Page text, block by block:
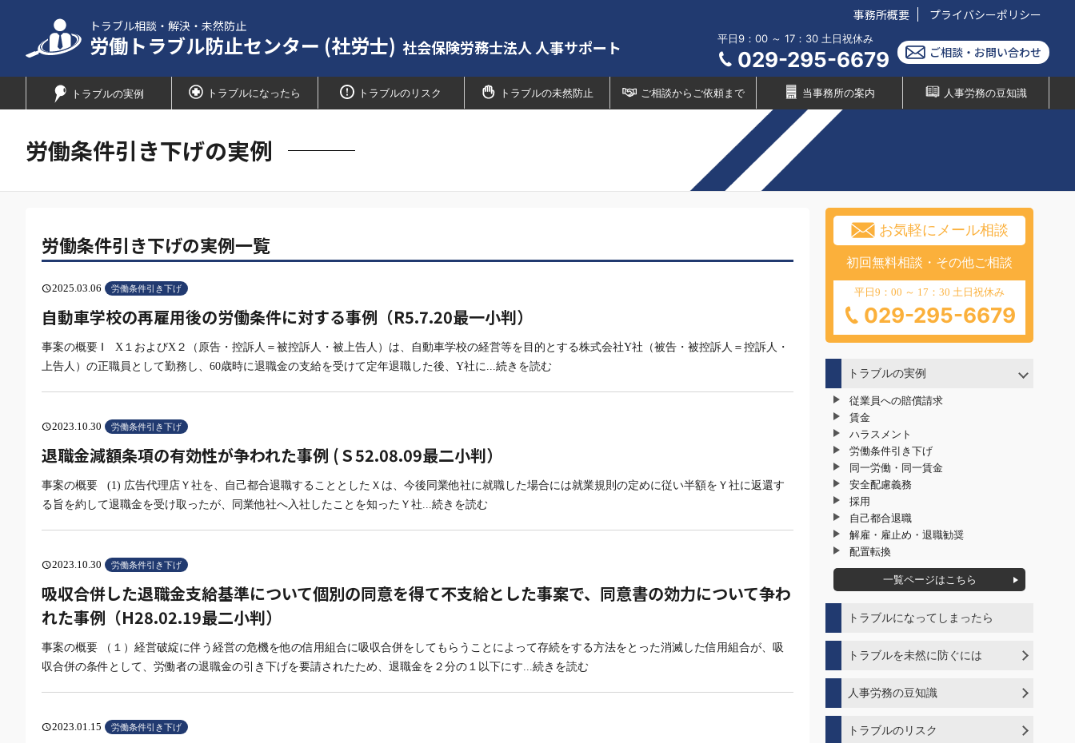
トラブル相談・解決・未然防止
労働トラブル防止センター (社労士) 社会保険労務士法人 人事サポート
事務所概要 プライバシーポリシー
平日9：00 ～ 17：30 土日祝休み
029-295-6679 ご相談・お問い合わせ
トラブルの実例 トラブルになったら トラブルのリスク トラブルの未然防止 ご相談からご依頼まで 当事務所の案内 人事労務の豆知識
労働条件引き下げの実例
お気軽にメール相談
初回無料相談・その他ご相談
平日9：00 ～ 17：30 土日祝休み
029-295-6679
トラブルの実例
従業員への賠償請求
賃金
ハラスメント
労働条件引き下げ
同一労働・同一賃金
安全配慮義務
採用
自己都合退職
解雇・雇止め・退職勧奨
配置転換
一覧ページはこちら
トラブルになってしまったら
トラブルを未然に防ぐには
自己都合退職でトラブルを起こさないポ
メンタルヘルス不調者を出さない、悪化
人事労務の豆知識
ワークアウトとは
トラブルのリスク
労働条件引き下げの実例一覧
schedule2025.03.06 労働条件引き下げ
自動車学校の再雇用後の労働条件に対する事例（R5.7.20最一小判）
事案の概要 Ⅰ X１およびX２（原告・控訴人＝被控訴人・被上告人）は、自動車学校の経営等を目的とする株式会社Y社（被告・被控訴人＝控訴人・
上告人）の正職員として勤務し、60歳時に退職金の支給を受けて定年退職した後、Y社に...続きを読む
schedule2023.10.30 労働条件引き下げ
退職金減額条項の有効性が争われた事例 (Ｓ52.08.09最二小判）
事案の概要 (1) 広告代理店Ｙ社を、自己都合退職することとしたＸは、今後同業他社に就職した場合には就業規則の定めに従い半額をＹ社に返還す
る旨を約して退職金を受け取ったが、同業他社へ入社したことを知ったＹ社...続きを読む
schedule2023.10.30 労働条件引き下げ
吸収合併した退職金支給基準について個別の同意を得て不支給とした事案で、同意書の効力について争わ
れた事例（H28.02.19最二小判）
事案の概要 （１）経営破綻に伴う経営の危機を他の信用組合に吸収合併をしてもらうことによって存続をする方法をとった消滅した信用組合が、吸
収合併の条件として、労働者の退職金の引き下げを要請されたため、退職金を２分の１以下にす...続きを読む
schedule2023.01.15 労働条件引き下げ